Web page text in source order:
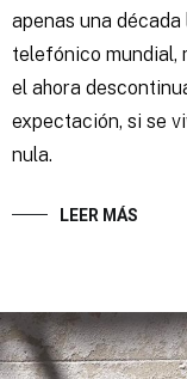
apenas una
telefónico mundial,
el ahora
expectación, si se
nula.
LEER MÁS